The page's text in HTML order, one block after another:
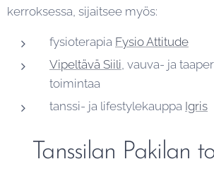
kerroksessa, sijaitsee myös:
fysioterapia Fysio Attitude
Vipeltävä Siili, vauva- ja
toimintaa
tanssi- ja lifestylekauppa Igris
Tanssilan Pakilan